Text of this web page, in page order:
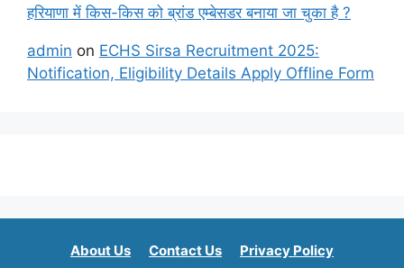
हरियाणा में किस-किस को ब्रांड एम्बेसडर बनाया जा चुका है ?
admin on ECHS Sirsa Recruitment 2025:
Notification, Eligibility Details Apply Offline Form
About Us Contact Us Privacy Policy